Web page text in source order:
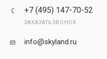
+7 (495) 147-70-52
ЗАКАЗАТЬ ЗВОНОК
info@skyland.ru